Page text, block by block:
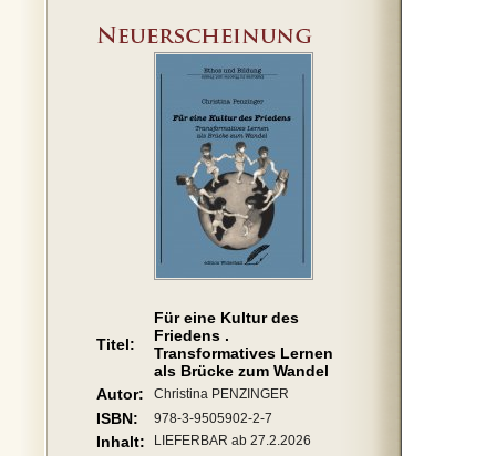
Titel:
Für eine Kultur des
Friedens .
Transformatives Lernen
als Brücke zum Wandel
Autor:
Christina PENZINGER
ISBN: 978-3-9505902-2-7
Inhalt:
LIEFERBAR ab 27.2.2026